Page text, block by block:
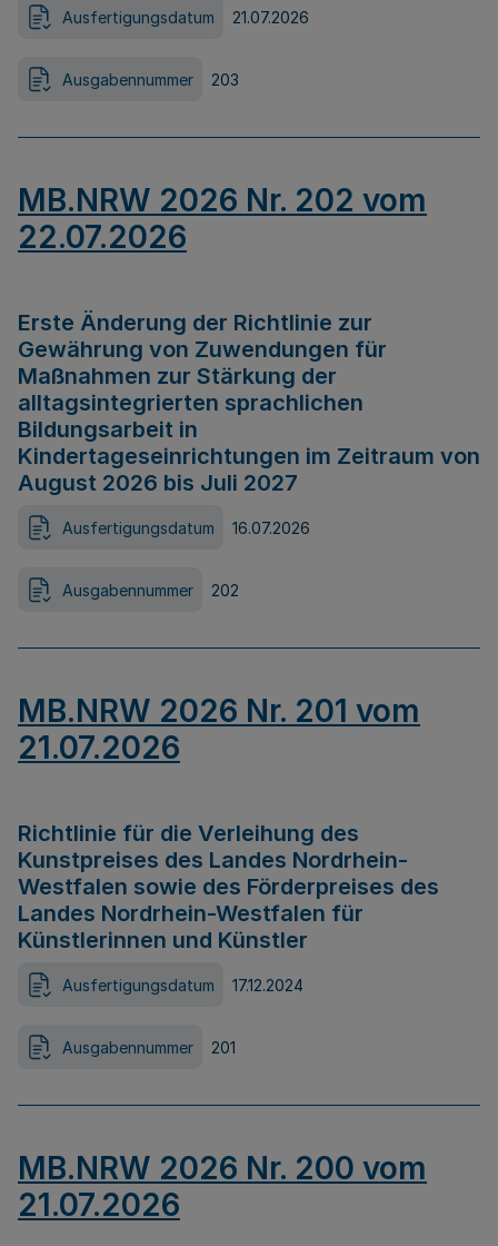
Ausfertigungsdatum 21.07.2026
Ausgabennummer 203
MB.NRW 2026 Nr. 202 vom
22.07.2026
Erste Änderung der Richtlinie zur
Gewährung von Zuwendungen für
Maßnahmen zur Stärkung der
alltagsintegrierten sprachlichen
Bildungsarbeit in
Kindertageseinrichtungen im Zeitraum von
August 2026 bis Juli 2027
Ausfertigungsdatum 16.07.2026
Ausgabennummer 202
MB.NRW 2026 Nr. 201 vom
21.07.2026
Richtlinie für die Verleihung des
Kunstpreises des Landes Nordrhein-
Westfalen sowie des Förderpreises des
Landes Nordrhein-Westfalen für
Künstlerinnen und Künstler
Ausfertigungsdatum 17.12.2024
Ausgabennummer 201
MB.NRW 2026 Nr. 200 vom
21.07.2026